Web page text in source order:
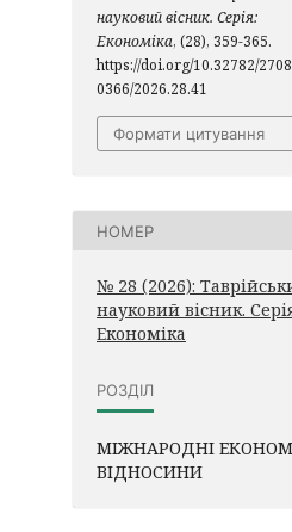
науковий вісник. Серія:
Економіка, (28), 359-365.
https://doi.org/10.32782/
0366/2026.28.41
Формати цитування
НОМЕР
№ 28 (2026):
науковий вісник.
Економіка
РОЗДІЛ
МІЖНАРОДНІ
ВІДНОСИНИ